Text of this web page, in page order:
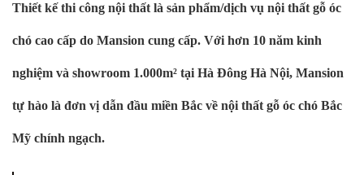
Thiết kế thi công nội thất là sản phẩm/dịch vụ nội thất gỗ óc
chó cao cấp do Mansion cung cấp. Với hơn 10 năm kinh
nghiệm và showroom 1.000m² tại Hà Đông Hà Nội, Mansion
tự hào là đơn vị dẫn đầu miền Bắc về nội thất gỗ óc chó Bắc
Mỹ chính ngạch.